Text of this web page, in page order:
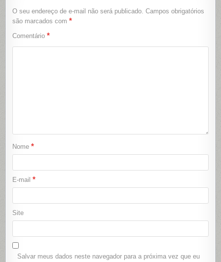
O seu endereço de e-mail não será publicado. Campos obrigatórios
são marcados com*
Comentário*
Nome*
E-mail*
Site
Salvar meus dados neste navegador para a próxima vez que eu